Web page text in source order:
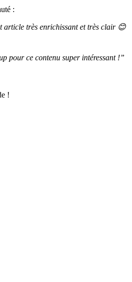
:
article très enrichissant et très clair 😊
pour ce contenu super intéressant !”
!